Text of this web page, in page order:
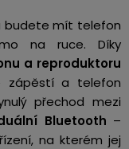
budete mít telefon
na ruce. Díky
a reproduktoru
zápěstí a telefon
přechod mezi
Bluetooth –
na kterém jej